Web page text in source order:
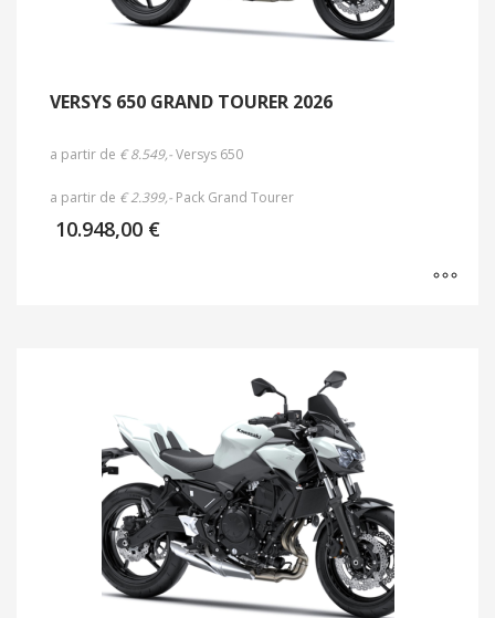
VERSYS 650 GRAND TOURER 2026
a partir de € 8.549,-Versys 650
a partir de € 2.399,- Pack Grand Tourer
10.948,00 €